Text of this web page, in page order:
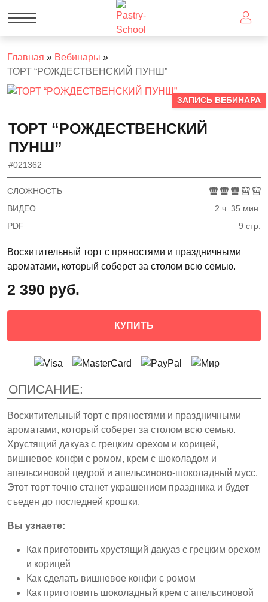
Главная » Вебинары »
ТОРТ “РОЖДЕСТВЕНСКИЙ ПУНШ”
ЗАПИСЬ ВЕБИНАРА
ТОРТ “РОЖДЕСТВЕНСКИЙ
ПУНШ”
#021362
СЛОЖНОСТЬ
ВИДЕО
2 ч. 35 мин.
PDF
9 стр.
Восхитительный торт с пряностями и праздничными
ароматами, который соберет за столом всю семью.
2 390 руб.
КУПИТЬ
ОПИСАНИЕ:
Восхитительный торт с пряностями и праздничными
ароматами, который соберет за столом всю семью.
Хрустящий дакуаз с грецким орехом и корицей,
вишневое конфи с ромом, крем с шоколадом и
апельсиновой цедрой и апельсиново-шоколадный мусс.
Этот торт точно станет украшением праздника и будет
съеден до последней крошки.
Вы узнаете:
Как приготовить хрустящий дакуаз с грецким орехом
и корицей
Как сделать вишневое конфи с ромом
Как приготовить шоколадный крем с апельсиновой